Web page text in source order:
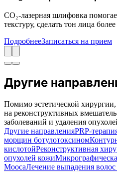
CO₂-лазерная шлифовка
текстуру, сделать тон лица
ПодробнееЗаписаться на прием
Другие
Помимо эстетической
на реконструктивных
заболеваний и удаления
Другие направленияPRP-
морщин ботулотоксином
кислотойРеконструктивная
опухолей кожи
МоосаЛечение выпадения